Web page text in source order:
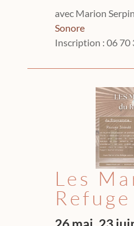
avec Marion
Sonore
Inscription : 06 70
Les
Refuge